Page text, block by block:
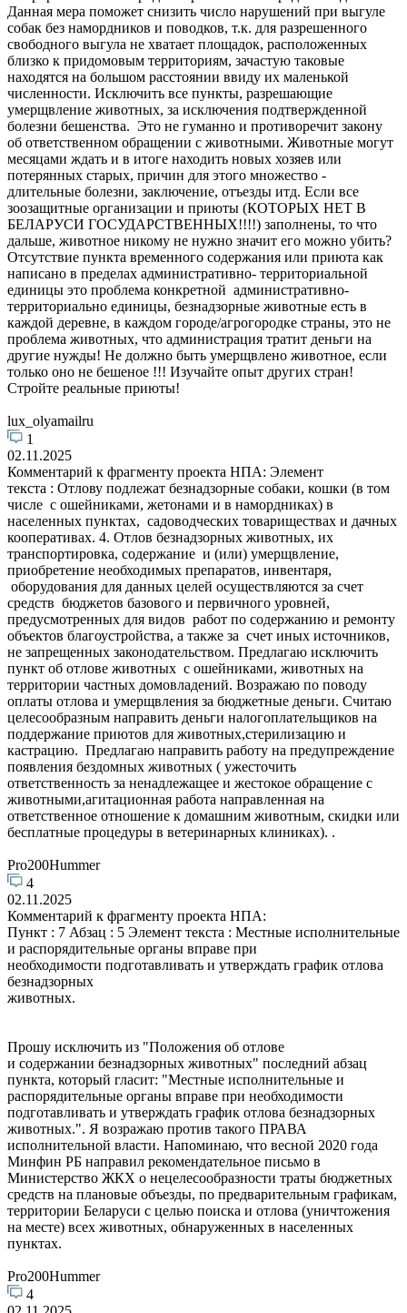
Данная мера поможет снизить число нарушений при выгуле
собак без намордников и поводков, т.к. для разрешенного
свободного выгула не хватает площадок, расположенных
близко к придомовым территориям, зачастую таковые
находятся на большом расстоянии ввиду их маленькой
численности. Исключить все пункты, разрешающие
умерщвление животных, за исключения подтвержденной
болезни бешенства. Это не гуманно и противоречит закону
об ответственном обращении с животными. Животные могут
месяцами ждать и в итоге находить новых хозяев или
потерянных старых, причин для этого множество -
длительные болезни, заключение, отъезды итд. Если все
зоозащитные организации и приюты (КОТОРЫХ НЕТ В
БЕЛАРУСИ ГОСУДАРСТВЕННЫХ!!!!) заполнены, то что
дальше, животное никому не нужно значит его можно убить?
Отсутствие пункта временного содержания или приюта как
написано в пределах административно- территориальной
единицы это проблема конкретной административно-
территориально единицы, безнадзорные животные есть в
каждой деревне, в каждом городе/агрогородке страны, это не
проблема животных, что администрация тратит деньги на
другие нужды! Не должно быть умерщвлено животное, если
только оно не бешеное !!! Изучайте опыт других стран!
Стройте реальные приюты!
lux_olyamailru
1
02.11.2025
Комментарий к фрагменту проекта НПА: Элемент
текста : Отлову подлежат безнадзорные собаки, кошки (в том
числе с ошейниками, жетонами и в намордниках) в
населенных пунктах, садоводческих товариществах и дачных
кооперативах. 4. Отлов безнадзорных животных, их
транспортировка, содержание и (или) умерщвление,
приобретение необходимых препаратов, инвентаря,
оборудования для данных целей осуществляются за счет
средств бюджетов базового и первичного уровней,
предусмотренных для видов работ по содержанию и ремонту
объектов благоустройства, а также за счет иных источников,
не запрещенных законодательством. Предлагаю исключить
пункт об отлове животных с ошейниками, животных на
территории частных домовладений. Возражаю по поводу
оплаты отлова и умерщвления за бюджетные деньги. Считаю
целесообразным направить деньги налогоплательщиков на
поддержание приютов для животных,стерилизацию и
кастрацию. Предлагаю направить работу на предупреждение
появления бездомных животных ( ужесточить
ответственность за ненадлежащее и жестокое обращение с
животными,агитационная работа направленная на
ответственное отношение к домашним животным, скидки или
бесплатные процедуры в ветеринарных клиниках). .
Pro200Hummer
4
02.11.2025
Комментарий к фрагменту проекта НПА:
Пункт : 7 Абзац : 5 Элемент текста : Местные исполнительные
и распорядительные органы вправе при
необходимости подготавливать и утверждать график отлова
безнадзорных
животных.
Прошу исключить из "Положения об отлове
и содержании безнадзорных животных" последний абзац
пункта, который гласит: "Местные исполнительные и
распорядительные органы вправе при необходимости
подготавливать и утверждать график отлова безнадзорных
животных.". Я возражаю против такого ПРАВА
исполнительной власти. Напоминаю, что весной 2020 года
Минфин РБ направил рекомендательное письмо в
Министерство ЖКХ о нецелесообразности траты бюджетных
средств на плановые объезды, по предварительным графикам,
территории Беларуси с целью поиска и отлова (уничтожения
на месте) всех животных, обнаруженных в населенных
пунктах.
Pro200Hummer
4